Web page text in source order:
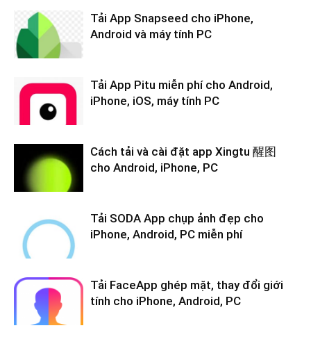
Tải App Snapseed cho iPhone,
Android và máy tính PC
Tải App Pitu miễn phí cho Android,
iPhone, iOS, máy tính PC
Cách tải và cài đặt app Xingtu 醒图
cho Android, iPhone, PC
Tải SODA App chụp ảnh đẹp cho
iPhone, Android, PC miễn phí
Tải FaceApp ghép mặt, thay đổi giới
tính cho iPhone, Android, PC